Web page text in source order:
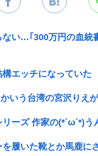
い…｢300万円の血統
構エッチになっていた
いう台湾の宮沢りえ
リーズ 作家の(*´ω`*)
履いた靴とか馬鹿に